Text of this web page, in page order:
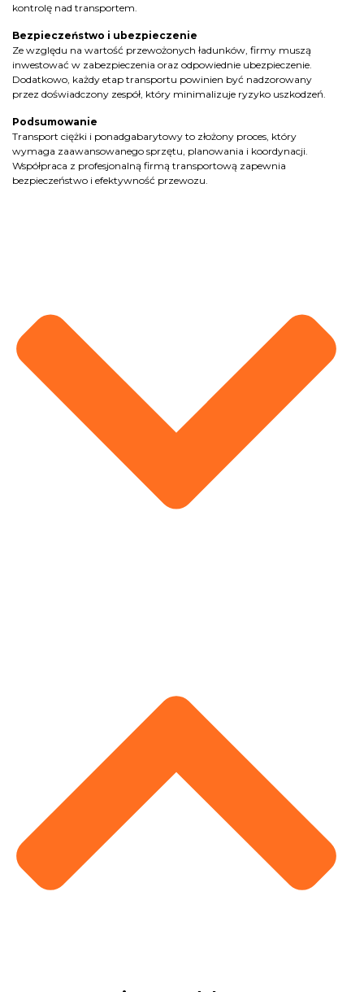
kontrolę nad transportem.
Bezpieczeństwo i ubezpieczenie
Ze względu na wartość przewożonych ładunków, firmy muszą
inwestować w zabezpieczenia oraz odpowiednie ubezpieczenie.
Dodatkowo, każdy etap transportu powinien być nadzorowany
przez doświadczony zespół, który minimalizuje ryzyko uszkodzeń.
Podsumowanie
Transport ciężki i ponadgabarytowy to złożony proces, który
wymaga zaawansowanego sprzętu, planowania i koordynacji.
Współpraca z profesjonalną firmą transportową zapewnia
bezpieczeństwo i efektywność przewozu.